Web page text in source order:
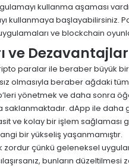
kullanma aşaması
kullanmaya başlayabilirsiniz.
ve blockchain
ve
paralar ile beraber büyük bir
olmasıyla beraber ağdaki
yönetmek ve daha sonra
saklanmaktadır. dApp ile daha
ve kolay bir işlem
bir yükseliş yaşanmamıştır.
zordur çünkü geleneksel
bunların düzeltilmesi